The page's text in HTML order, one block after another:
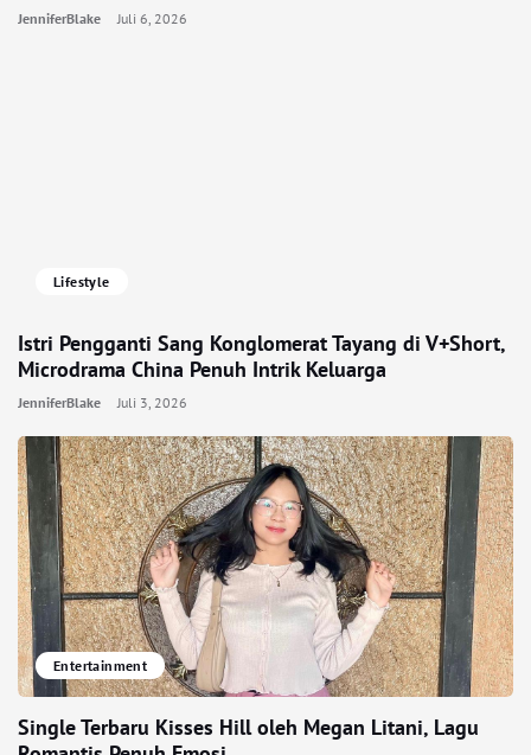
JenniferBlake Juli 6, 2026
Lifestyle
Istri Pengganti Sang Konglomerat Tayang di V+Short,
Microdrama China Penuh Intrik Keluarga
JenniferBlake Juli 3, 2026
Entertainment
Single Terbaru Kisses Hill oleh Megan Litani, Lagu